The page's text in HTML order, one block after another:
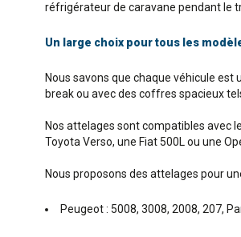
réfrigérateur de caravane pendant le
Un large choix pour tous les
Nous savons que chaque véhicule
break ou avec des coffres spacieux
Nos attelages sont compatibles avec
Toyota Verso, une Fiat 500L ou une
Nous proposons des attelages pour
Peugeot : 5008, 3008, 2008, 207,